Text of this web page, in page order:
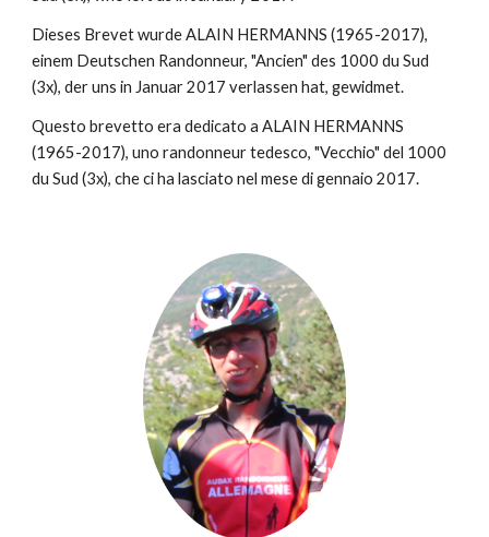
Dieses Brevet wurde ALAIN HERMANNS (1965-2017),
einem Deutschen Randonneur, "Ancien" des 1000 du Sud
(3x), der uns in Januar 2017 verlassen hat, gewidmet.
Questo brevetto era dedicato a ALAIN HERMANNS
(1965-2017), uno randonneur tedesco, "Vecchio" del 1000
du Sud (3x), che ci ha lasciato nel mese di gennaio 2017.